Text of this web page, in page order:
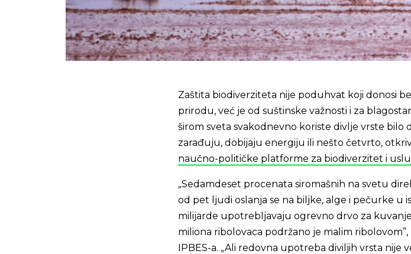
Zaštita biodiverziteta nije poduhvat koji donosi
prirodu, već je od suštinske važnosti i za
širom sveta svakodnevno koriste divlje vrste bilo
zarađuju, dobijaju energiju ili nešto četvrto,
naučno-političke platforme za biodiverzitet i
„Sedamdeset procenata siromašnih na svetu
od pet ljudi oslanja se na biljke, alge i pečurke u
milijarde upotrebljavaju ogrevno drvo za
miliona ribolovaca podržano je malim ribolovom”,
IPBES-a. „Ali redovna upotreba diviljih vrsta nije